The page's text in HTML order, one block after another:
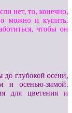
нет, то, конечно,
можно и купить.
чтобы он
глубокой осени,
и осенью-зимой.
для цветения и